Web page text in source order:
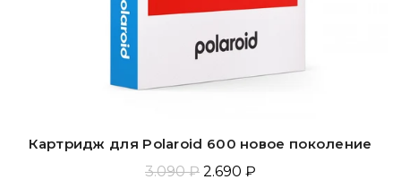
Картридж для Polaroid 600 новое поколение
3.090 ₽ 2.690 ₽